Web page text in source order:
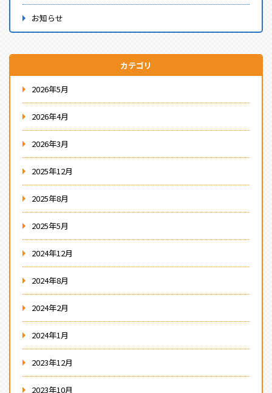
お知らせ
カテゴリ
2026年5月
2026年4月
2026年3月
2025年12月
2025年8月
2025年5月
2024年12月
2024年8月
2024年2月
2024年1月
2023年12月
2023年10月